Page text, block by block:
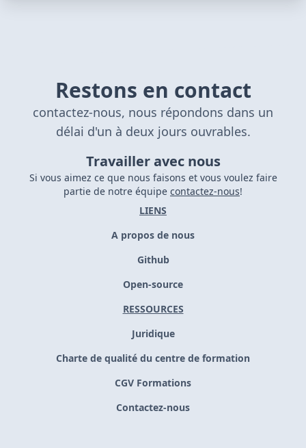
Restons en contact
contactez-nous, nous répondons dans un
délai d'un à deux jours ouvrables.
Travailler avec nous
Si vous aimez ce que nous faisons et vous voulez faire
partie de notre équipe contactez-nous!
LIENS
A propos de nous
Github
Open-source
RESSOURCES
Juridique
Charte de qualité du centre de formation
CGV Formations
Contactez-nous